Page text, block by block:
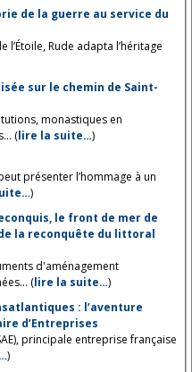
de la guerre au service du
l’Étoile, Rude adapta l’héritage
sur le chemin de Saint-
monastiques en
(lire la suite…)
présenter l’hommage à un
)
le front de mer de
la reconquête du littoral
d'aménagement
(lire la suite…)
: l’aventure
d’Entreprises
principale entreprise française
)